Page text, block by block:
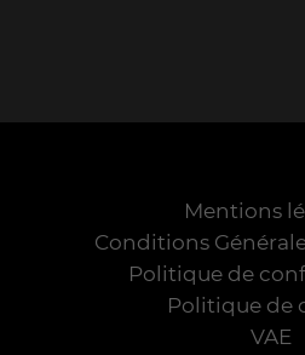
Mentions
Conditions
Politique de
Politique de
VAE